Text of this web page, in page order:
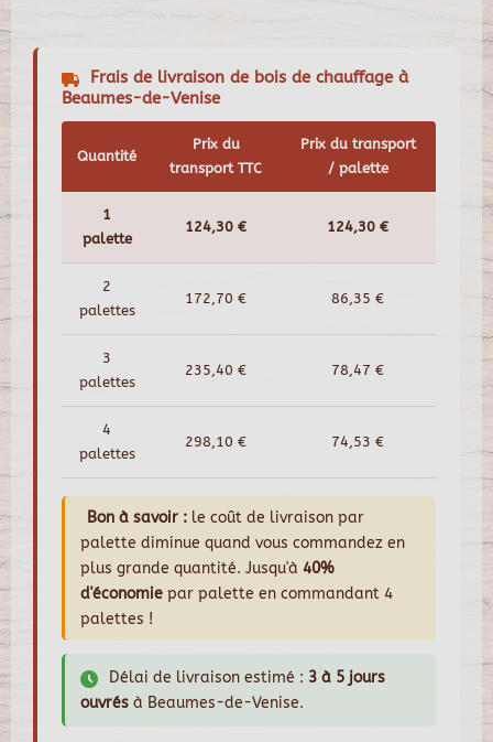
Frais de livraison de bois de chauffage à
Beaumes-de-Venise
Quantité
Prix du
transport TTC
Prix du transport
/ palette
1
palette
124,30 € 124,30 €
2
palettes
172,70 € 86,35 €
3
palettes
235,40 € 78,47 €
4
palettes
298,10 € 74,53 €
Bon à savoir : le coût de livraison par
palette diminue quand vous commandez en
plus grande quantité. Jusqu'à 40%
d'économie par palette en commandant 4
palettes !
Délai de livraison estimé : 3 à 5 jours
ouvrés à Beaumes-de-Venise.